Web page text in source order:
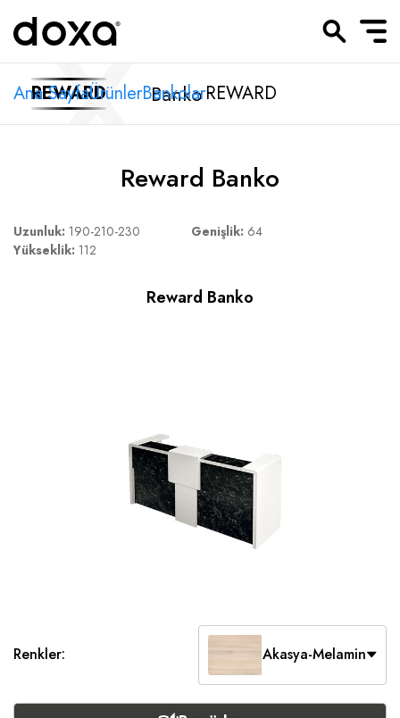
Ana SayfaÜrünlerBankolarREWARD
REWARD Banko
Reward Banko
Uzunluk: 190-210-230 Genişlik: 64
Yükseklik: 112
Reward Banko
Renkler: Akasya-Melamin